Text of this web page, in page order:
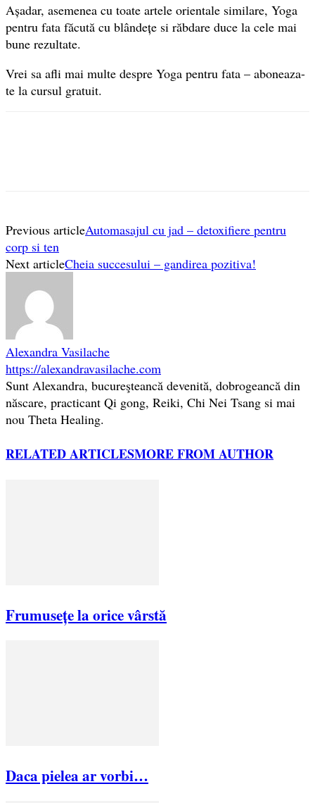
Așadar, asemenea cu toate artele orientale similare, Yoga
pentru fata făcută cu blândețe si răbdare duce la cele mai
bune rezultate.
Vrei sa afli mai multe despre Yoga pentru fata – aboneaza-
te la cursul gratuit.
Previous articleAutomasajul cu jad – detoxifiere pentru
corp si ten
Next articleCheia succesului – gandirea pozitiva!
Alexandra Vasilache
https://alexandravasilache.com
Sunt Alexandra, bucureşteancă devenită, dobrogeancă din
născare, practicant Qi gong, Reiki, Chi Nei Tsang si mai
nou Theta Healing.
RELATED ARTICLESMORE FROM AUTHOR
Frumusețe la orice vârstă
Daca pielea ar vorbi…